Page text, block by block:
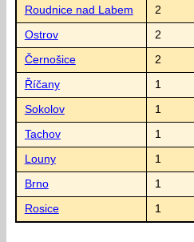
Roudnice nad Labem 2
Ostrov 2
Černošice 2
Říčany 1
Sokolov 1
Tachov 1
Louny 1
Brno 1
Rosice 1